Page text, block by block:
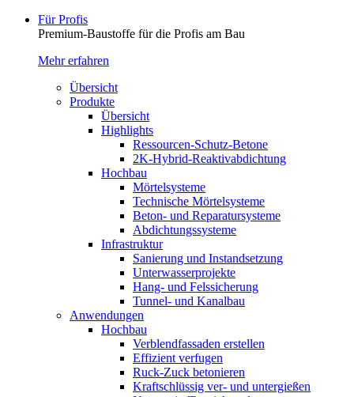
Für Profis
Premium-Baustoffe für die Profis am Bau
Mehr erfahren
Übersicht
Produkte
Übersicht
Highlights
Ressourcen-Schutz-Betone
2K-Hybrid-Reaktivab­dichtung
Hochbau
Mörtelsysteme
Technische Mörtelsysteme
Beton- und Reparatursysteme
Abdichtungssysteme
Infrastruktur
Sanierung und Instandsetzung
Unterwasserprojekte
Hang- und Felssicherung
Tunnel- und Kanalbau
Anwendungen
Hochbau
Verblendfassaden erstellen
Effizient verfugen
Ruck-Zuck betonieren
Kraftschlüssig ver- und untergießen